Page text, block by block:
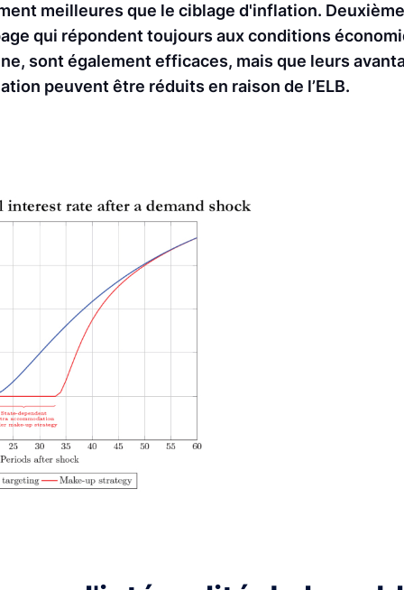
meilleures que le ciblage d'inflation.
qui répondent toujours aux conditions
sont également efficaces, mais que leurs
peuvent être réduits en raison de l’ELB.